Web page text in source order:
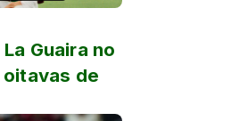
Guaira no
de